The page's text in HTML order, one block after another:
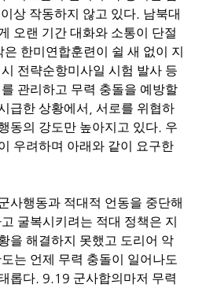
상 작동하지 않고 있다. 남북대
오랜 기간 대화와 소통이 단절
은 한미연합훈련이 쉴 새 없이 지
전략순항미사일 시험 발사 등
관리하고 무력 충돌을 예방할
급한 상황에서
서로를 위협하
동의 강도만 높아지고 있다. 우
우려하며 아래와 같이 요구한
사행동과 적대적 언동을 중단해
굴복시키려는 적대 정책은 지
을 해결하지 못했고 도리어 악
는 언제 무력 충돌이 일어나도
롭다. 9.19 군사합의마저 무력